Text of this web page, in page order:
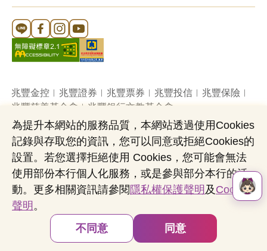
Line 官方帳號
FB 官方帳號
Instagram 官方帳號
YouTube 官方帳號
兆豐金控 兆豐證券 兆豐票券 兆豐投信
兆豐保險
兆豐慈善基金會
兆豐銀行文教基金會
網站導覽 法定公開揭露事項
機構投資人盡職治理
隱私權聲明
共同行銷專區 國內外幣清算
營業人：兆豐國際商業銀行股份有限公司
營利事業統一編號：03705903
Copyright © by Mega International Commercial
為提升本網站的服務品質，本網站透過使用Cookies
記錄與存取您的資訊，您可以同意或拒絕Cookies的
設置。若您選擇拒絕使用 Cookies，您可能會無法
使用部份本行個人化服務，或是參與部分本行的活
動。更多相關資訊請參閱 隱私權保護聲明 及 Cookies
聲明 。
不同意
同意